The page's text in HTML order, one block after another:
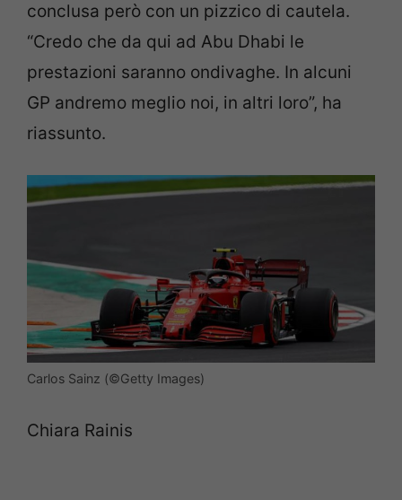
conclusa però con un pizzico di cautela.
“Credo che da qui ad Abu Dhabi le
prestazioni saranno ondivaghe. In alcuni
GP andremo meglio noi, in altri loro”, ha
riassunto.
Carlos Sainz (©Getty Images)
Chiara Rainis